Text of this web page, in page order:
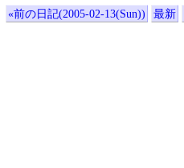
«前の日記(2005-02-13(Sun)) 最新